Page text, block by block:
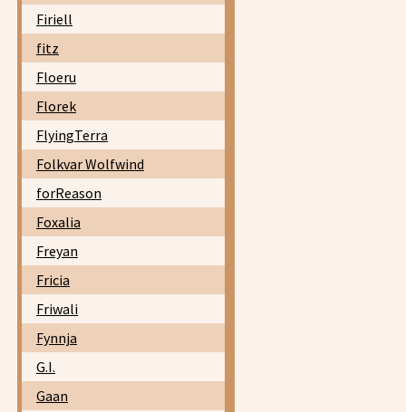
Firiell
fitz
Floeru
Florek
FlyingTerra
Folkvar Wolfwind
forReason
Foxalia
Freyan
Fricia
Friwali
Fynnja
G.I.
Gaan